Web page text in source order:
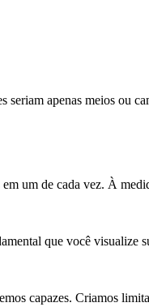
apenas meios ou
um de cada vez. À
que você visualize
capazes. Criamos